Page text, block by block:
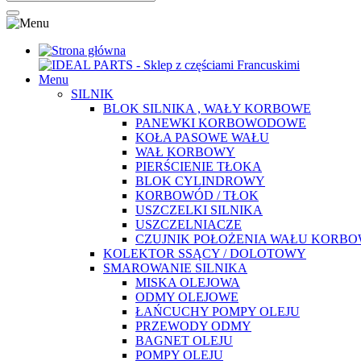
Menu
SILNIK
BLOK SILNIKA , WAŁY KORBOWE
PANEWKI KORBOWODOWE
KOŁA PASOWE WAŁU
WAŁ KORBOWY
PIERŚCIENIE TŁOKA
BLOK CYLINDROWY
KORBOWÓD / TŁOK
USZCZELKI SILNIKA
USZCZELNIACZE
CZUJNIK POŁOŻENIA WAŁU
KOLEKTOR SSĄCY / DOLOTOWY
SMAROWANIE SILNIKA
MISKA OLEJOWA
ODMY OLEJOWE
ŁAŃCUCHY POMPY OLEJU
PRZEWODY ODMY
BAGNET OLEJU
POMPY OLEJU